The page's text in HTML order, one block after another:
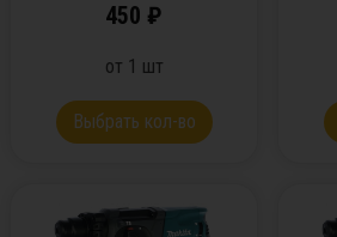
450 ₽
от 1 шт
Выбрать кол-во